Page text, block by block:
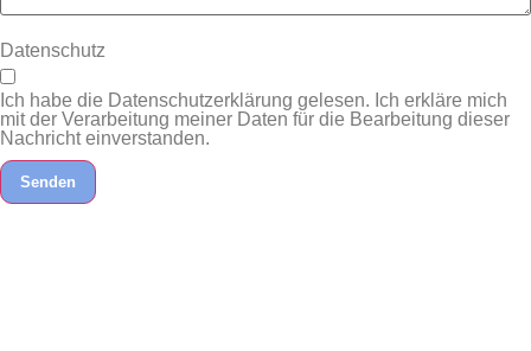
Datenschutz
Ich habe die Datenschutzerklärung gelesen. Ich erkläre mich
mit der Verarbeitung meiner Daten für die Bearbeitung dieser
Nachricht einverstanden.
Senden